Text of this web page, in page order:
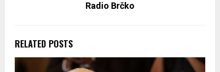
Radio Brčko
RELATED POSTS